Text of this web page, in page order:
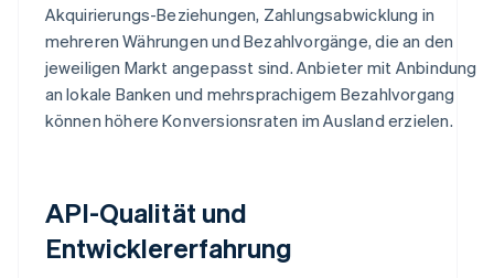
Akquirierungs-Beziehungen, Zahlungsabwicklung in
mehreren Währungen und Bezahlvorgänge, die an den
jeweiligen Markt angepasst sind. Anbieter mit Anbindung
an lokale Banken und mehrsprachigem Bezahlvorgang
können höhere Konversionsraten im Ausland erzielen.
API-Qualität und
Entwicklererfahrung